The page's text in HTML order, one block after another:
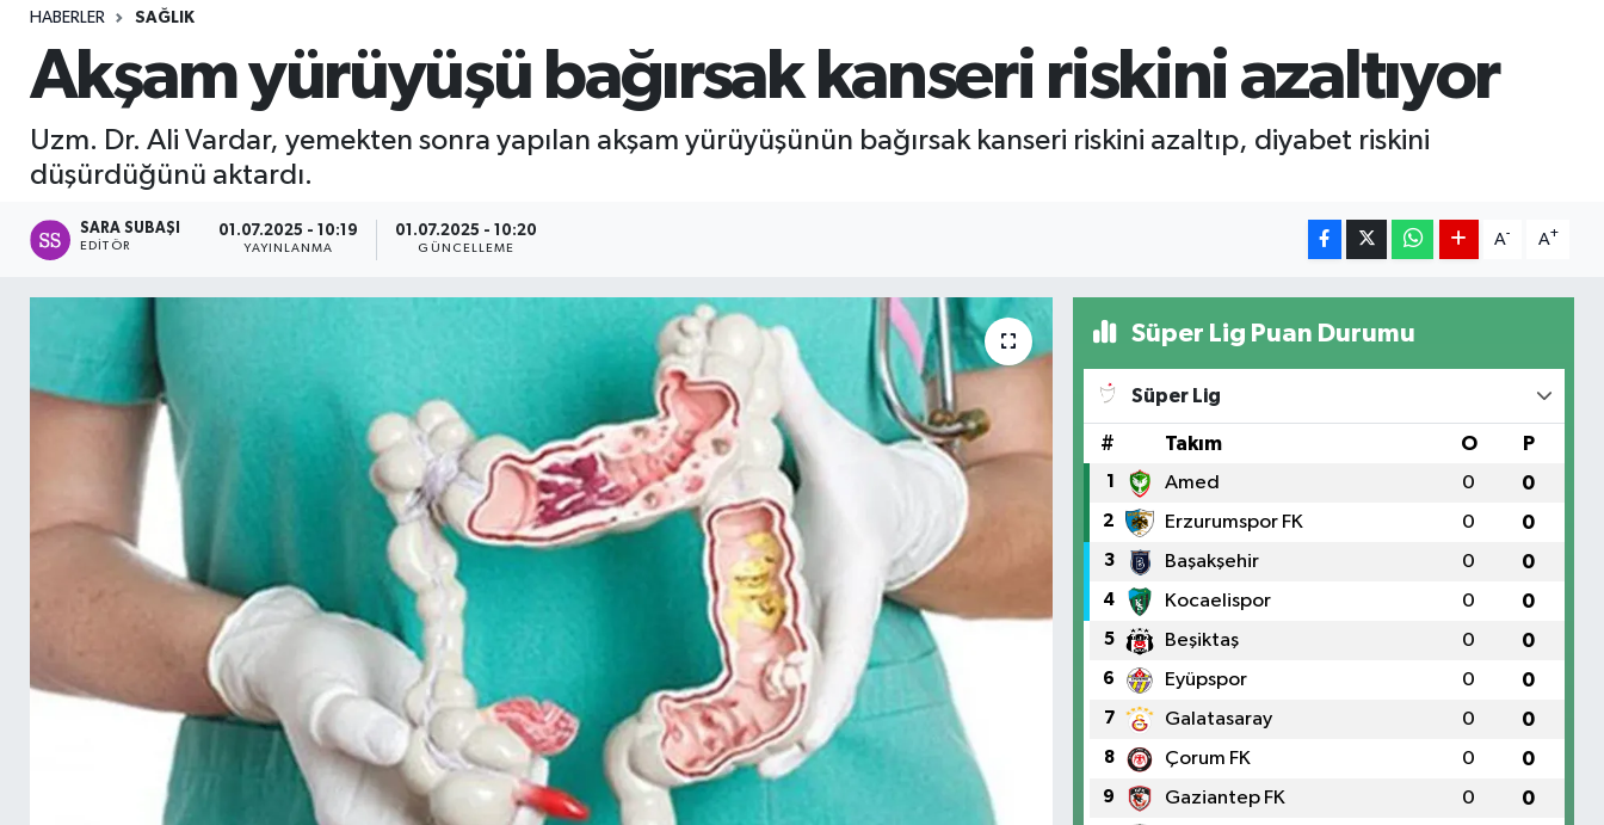
HABERLER SAĞLIK
Akşam yürüyüşü bağırsak kanseri riskini azaltıyor
Uzm. Dr. Ali Vardar, yemekten sonra yapılan akşam yürüyüşünün bağırsak kanseri riskini azaltıp, diyabet riskini
düşürdüğünü aktardı.
SARA SUBAŞI
EDITÖR
01.07.2025 - 10:19
YAYINLANMA
01.07.2025 - 10:20
GÜNCELLEME
A- A+
Süper Lig Puan Durumu
Süper Lig
# Takım O P
1 Amed 0 0
2 Erzurumspor FK 0 0
3 Başakşehir 0 0
4 Kocaelispor 0 0
5 Beşiktaş 0 0
6 Eyüpspor 0 0
7 Galatasaray 0 0
8 Çorum FK 0 0
9 Gaziantep FK 0 0
Seri İlan
Siyaset
Spor